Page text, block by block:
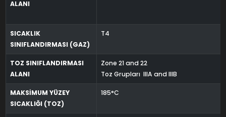
ALANI
SICAKLIK
SINIFLANDIRMASI (GAZ)
T4
TOZ SINIFLANDIRMASI
ALANI
Zone 21 and 22
Toz Grupları IIIA and IIIB
MAKSİMUM YÜZEY
SICAKLIĞI (TOZ)
185°C